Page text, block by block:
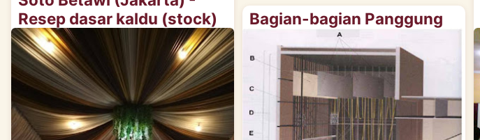
Resep dasar kaldu (stock)
Bagian-bagian Panggung